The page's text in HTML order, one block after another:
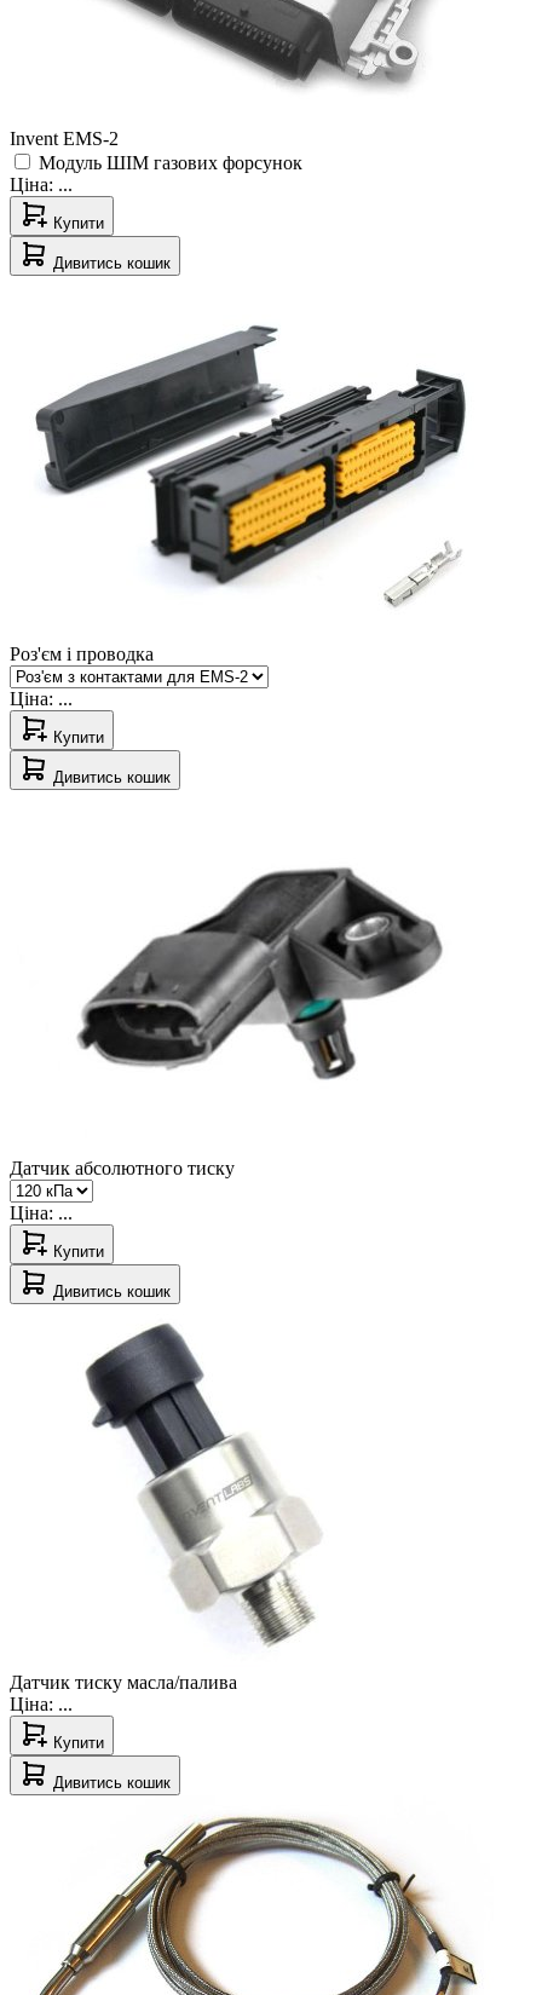
Invent EMS-2
Модуль ШІМ газових форсунок
Ціна: ...
Купити
Дивитись кошик
Роз'єм і проводка
Ціна: ...
Купити
Дивитись кошик
Датчик абсолютного тиску
Ціна: ...
Купити
Дивитись кошик
Датчик тиску масла/палива
Ціна: ...
Купити
Дивитись кошик